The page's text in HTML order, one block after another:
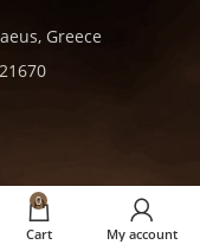
Greece
0
Cart My account